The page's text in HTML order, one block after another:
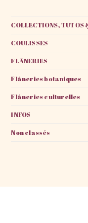
COLLECTIONS, TUTOS
COULISSES
FLÂNERIES
Flâneries botaniques
Flâneries culturelles
INFOS
Non classés